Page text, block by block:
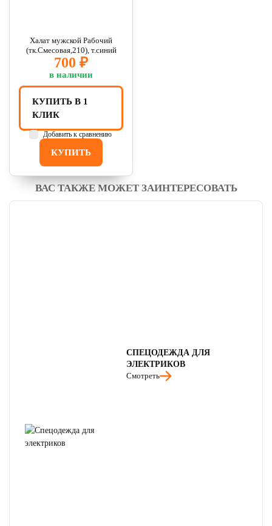
Халат мужской Рабочий
(тк.Смесовая,210), т.синий
700 ₽
в наличии
КУПИТЬ
КУПИТЬ В 1
КЛИК
Добавить к сравнению
ВАС ТАКЖЕ МОЖЕТ ЗАИНТЕРЕСОВАТЬ
СПЕЦОДЕЖДА ДЛЯ
ЭЛЕКТРИКОВ
Смотреть